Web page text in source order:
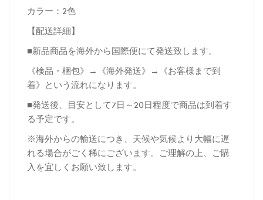
カラー：2色
【配送詳細】
■新品商品を海外から国際便にて発送致します。
《検品・梱包》→《海外発送》→《お客様まで到
着》という流れになります。
■発送後、目安として7日～20日程度で商品は到着す
る予定です。
※海外からの輸送につき、天候や気候より大幅に遅
れる場合がごく稀にございます。ご理解の上、ご購
入を宜しくお願い致します。